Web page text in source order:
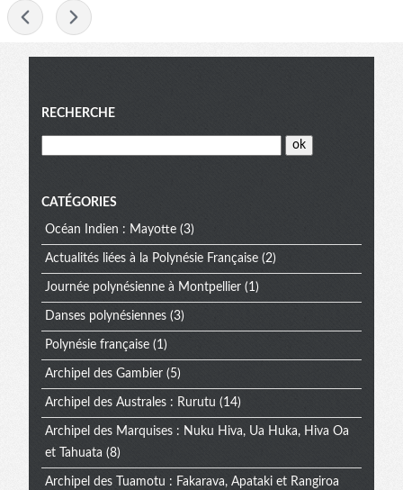
Menu
RECHERCHE
CATÉGORIES
Océan Indien : Mayotte (3)
Actualités liées à la Polynésie Française (2)
Journée polynésienne à Montpellier (1)
Danses polynésiennes (3)
Polynésie française (1)
Archipel des Gambier (5)
Archipel des Australes : Rurutu (14)
Archipel des Marquises : Nuku Hiva, Ua Huka, Hiva Oa
et Tahuata (8)
Archipel des Tuamotu : Fakarava, Apataki et Rangiroa